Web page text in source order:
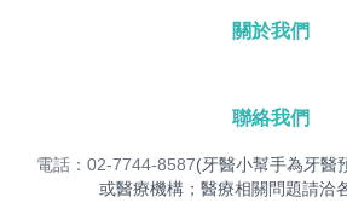
關於我們
聯絡我們
電話：02-7744-8587(牙醫小幫手為牙醫
或醫療機構；醫療相關問題請洽